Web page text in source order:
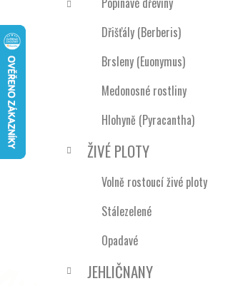
Dřišťály (Berberis)
Brsleny (Euonymus)
Medonosné rostliny
Hlohyně (Pyracantha)
ŽIVÉ PLOTY
Volně rostoucí živé ploty
Stálezelené
Opadavé
JEHLIČNANY